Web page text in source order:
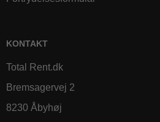
KONTAKT
Total Rent.dk
Bremsagervej 2
8230 Åbyhøj